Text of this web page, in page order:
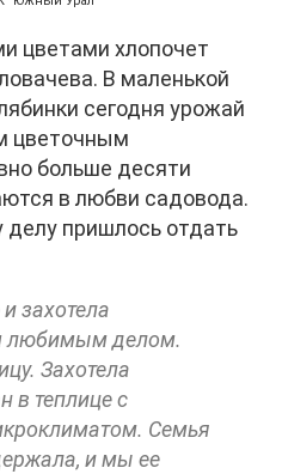
цветами хлопочет
В маленькой
сегодня урожай
цветочным
больше десяти
в любви садовода.
пришлось отдать
захотела
любимым делом.
Захотела
в теплице с
Семья
и мы ее